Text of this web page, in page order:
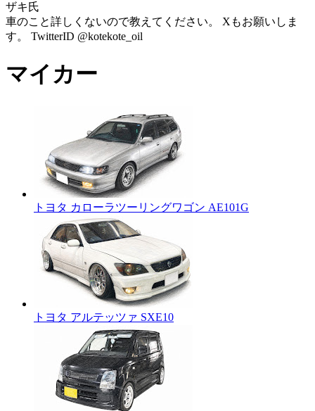
ザキ氏
車のこと詳しくないので教えてください。 Xもお願いしま
す。 TwitterID @kotekote_oil
マイカー
トヨタ カローラツーリングワゴン AE101G
トヨタ アルテッツァ SXE10